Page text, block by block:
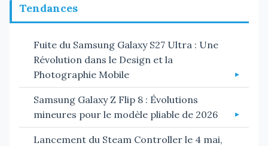
Tendances
Fuite du Samsung Galaxy S27 Ultra : Une
Révolution dans le Design et la
Photographie Mobile
Samsung Galaxy Z Flip 8 : Évolutions
mineures pour le modèle pliable de 2026
Lancement du Steam Controller le 4 mai,